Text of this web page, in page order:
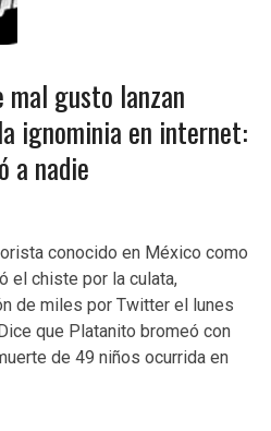
mal gusto lanzan
ignominia en internet:
a nadie
conocido en México como
el chiste por la culata,
de miles por Twitter el lunes
que Platanito bromeó con
de 49 niños ocurrida en